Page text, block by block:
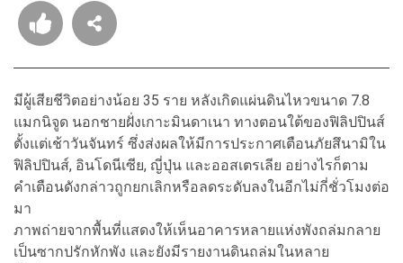
มีผู้เสียชีวิตอย่างน้อย 35 ราย หลังเกิดแผ่นดินไหวขนาด 7.8
แมกนิจูด นอกชายฝั่งเกาะมินดาเนา ทางตอนใต้ของฟิลิปปินส์
ตั้งแต่เช้าวันจันทร์ ซึ่งส่งผลให้มีการประกาศเตือนภัยสึนามิใน
ฟิลิปปินส์, อินโดนีเซีย, ญี่ปุ่น และออสเตรเลีย อย่างไรก็ตาม
คำเตือนดังกล่าวถูกยกเลิกหรือลดระดับลงในอีกไม่กี่ชั่วโมงต่อ
มา
ภาพถ่ายจากพื้นที่แสดงให้เห็นอาคารหลายแห่งพังถล่มกลาย
เป็นซากปรักหักพัง และยังมีรายงานดินถล่มในหลาย